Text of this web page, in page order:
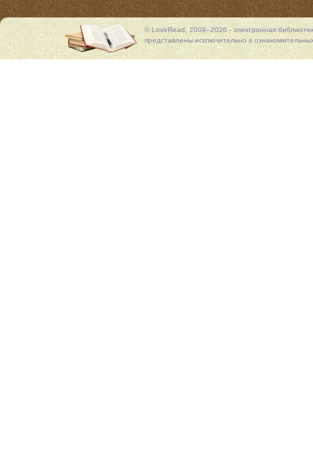
© LoveRead, 2009–2026 - электронная
представлены исключительно в